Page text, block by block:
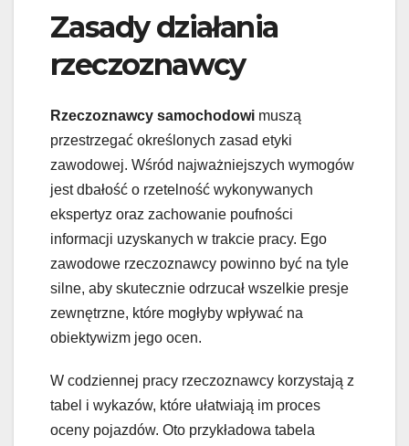
Zasady działania
rzeczoznawcy
Rzeczoznawcy samochodowi muszą
przestrzegać określonych zasad etyki
zawodowej. Wśród najważniejszych wymogów
jest dbałość o rzetelność wykonywanych
ekspertyz oraz zachowanie poufności
informacji uzyskanych w trakcie pracy. Ego
zawodowe rzeczoznawcy powinno być na tyle
silne, aby skutecznie odrzucał wszelkie presje
zewnętrzne, które mogłyby wpływać na
obiektywizm jego ocen.
W codziennej pracy rzeczoznawcy korzystają z
tabel i wykazów, które ułatwiają im proces
oceny pojazdów. Oto przykładowa tabela